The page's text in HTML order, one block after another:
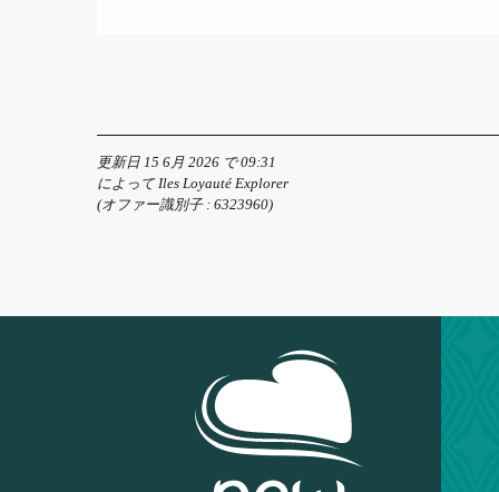
更新日 15 6月 2026 で 09:31
によって Iles Loyauté Explorer
(オファー識別子 : 6323960)